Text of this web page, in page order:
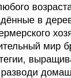
в
мир